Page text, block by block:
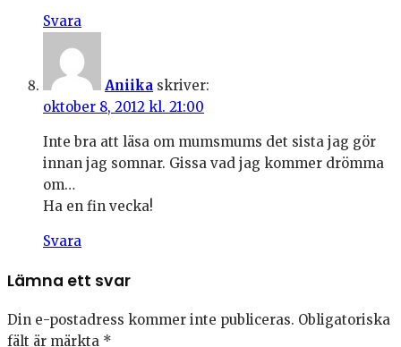
Svara
Aniika skriver:
oktober 8, 2012 kl. 21:00
Inte bra att läsa om mumsmums det sista jag gör
innan jag somnar. Gissa vad jag kommer drömma
om…
Ha en fin vecka!
Svara
Lämna ett svar
Din e-postadress kommer inte publiceras. Obligatoriska
fält är märkta *